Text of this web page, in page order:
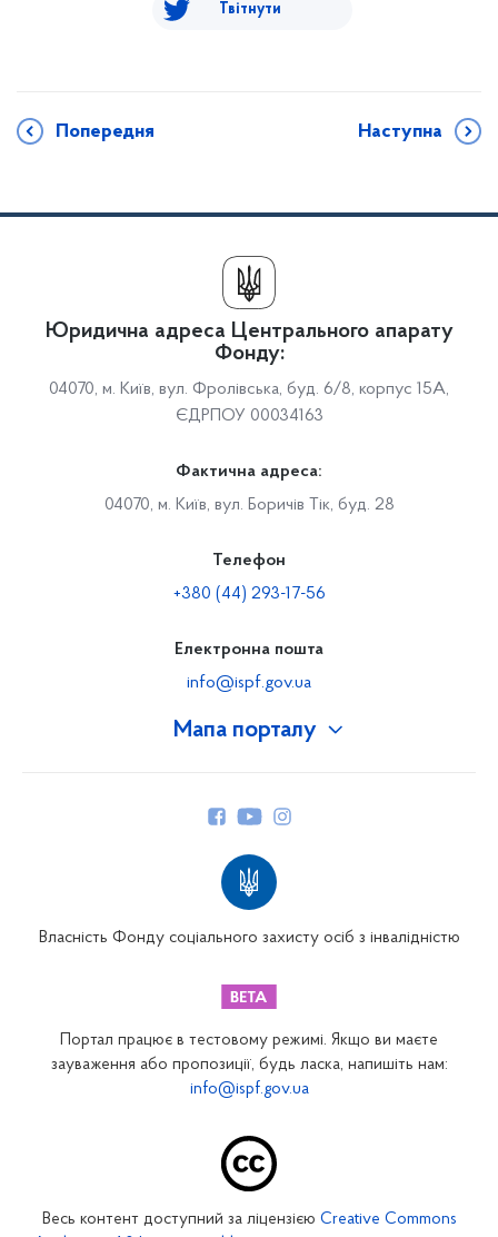
Твітнути
Попередня Наступна
Мапа порталу
Закарпатське відділення
Запорізьке відділення
Кіровоградське відділення
Юридична адреса Центрального апарату
Фонду:
04070, м. Київ, вул. Фролівська, буд. 6/8, корпус 15А,
ЄДРПОУ 00034163
Фактична адреса:
04070, м. Київ, вул. Боричів Тік, буд. 28
Телефон
+380 (44) 293-17-56
Електронна пошта
info@ispf.gov.ua
Власність Фонду соціального захисту осіб з інвалідністю
Портал працює в тестовому режимі. Якщо ви маєте
зауваження або пропозиції, будь ласка, напишіть нам:
info@ispf.gov.ua
Весь контент доступний за ліцензією Creative Commons